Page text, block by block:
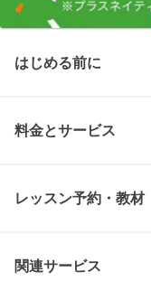
はじめる前に
料金とサービス
レッスン予約・教材
関連サービス